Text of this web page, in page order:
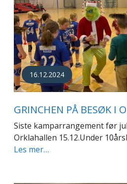
16.12.2024
GRINCHEN PÅ BESØK I
Siste kamparrangement før
Orklahallen 15.12.Under
Les mer…